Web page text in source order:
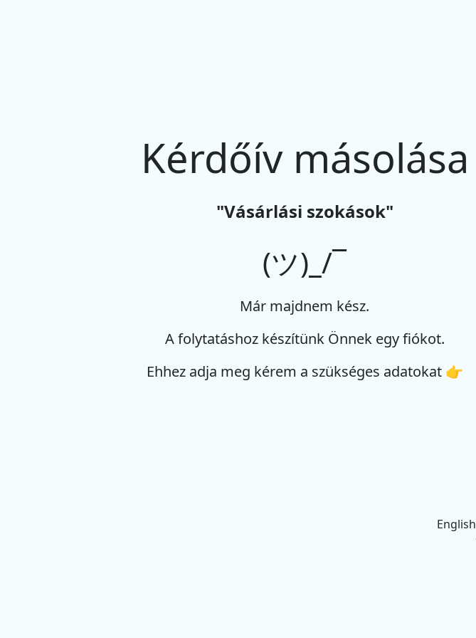
Kérdőív másolása
"Vásárlási szokások"
(ツ)_/¯
Már majdnem kész.
A folytatáshoz készítünk Önnek egy fiókot.
Ehhez adja meg kérem a szükséges adatokat 👉
English